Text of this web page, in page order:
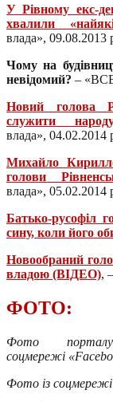
У Рівному екс-
хвалили
влада», 09.08.2013
Чому на
невідомий? –
Новий голова
служити
влада», 04.02.2014
Михайло
голови
влада», 05.02.2014
Батько-русофіл
сину, коли його
Новообраний
владою (ВІДЕО),
ФОТО:
Фото
соцмережі
Фото із